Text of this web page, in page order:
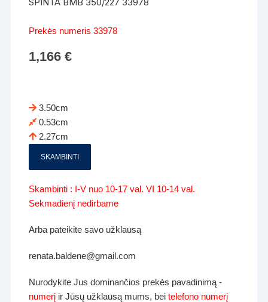
Prekės numeris 33978
1,166€
3.50cm
0.53cm
2.27cm
SKAMBINTI
Skambinti : I-V nuo 10-17 val. VI 10-14 val.
Sekmadienį nedirbame
Arba pateikite savo užklausą
renata.baldene@gmail.com
Nurodykite Jus dominančios prekės pavadinimą -
numerį ir Jūsų užklausą mums, beitelefono numerį